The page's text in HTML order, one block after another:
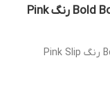
خط لب حجم دهنده شیگلم مدل Bold Booster رنگ Pink